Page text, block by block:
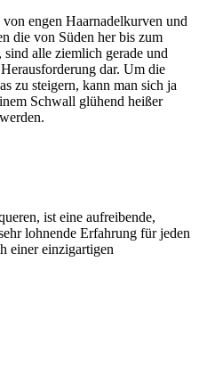
engen Haarnadelkurven und
die von Süden her bis zum
alle ziemlich gerade und
dar. Um die
zu steigern, kann man sich ja
Schwall glühend heißer
ist eine aufreibende,
lohnende Erfahrung für jeden
einer einzigartigen